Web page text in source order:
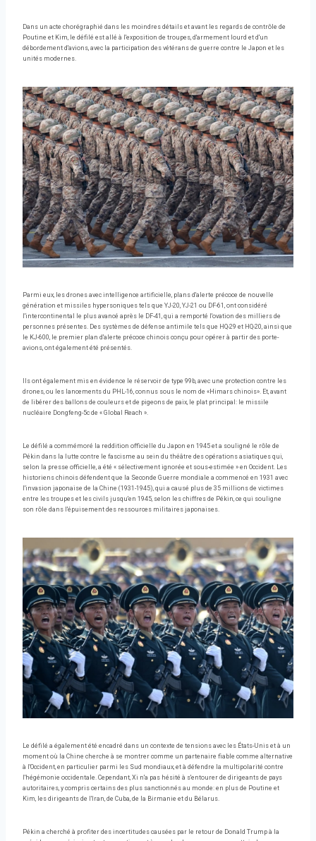
Dans un acte chorégraphié dans les moindres détails et avant les regards de contrôle de
Poutine et Kim, le défilé est allé à l'exposition de troupes, d'armement lourd et d'un
débordement d'avions, avec la participation des vétérans de guerre contre le Japon et les
unités modernes.
Parmi eux, les drones avec intelligence artificielle, plans d'alerte précoce de nouvelle
génération et missiles hypersoniques tels que YJ-20, YJ-21 ou DF-61, ont considéré
l'intercontinental le plus avancé après le DF-41, qui a remporté l'ovation des milliers de
personnes présentes. Des systèmes de défense antimile tels que HQ-29 et HQ-20, ainsi que
le KJ-600, le premier plan d'alerte précoce chinois conçu pour opérer à partir des porte-
avions, ont également été présentés.
Ils ont également mis en évidence le réservoir de type 99b, avec une protection contre les
drones, ou les lancements du PHL-16, connus sous le nom de «Himars chinois». Et, avant
de libérer des ballons de couleurs et de pigeons de paix, le plat principal: le missile
nucléaire Dongfeng-5c de « Global Reach ».
Le défilé a commémoré la reddition officielle du Japon en 1945 et a souligné le rôle de
Pékin dans la lutte contre le fascisme au sein du théâtre des opérations asiatiques qui,
selon la presse officielle, a été « sélectivement ignorée et sous-estimée » en Occident. Les
historiens chinois défendent que la Seconde Guerre mondiale a commencé en 1931 avec
l'invasion japonaise de la Chine (1931-1945), qui a causé plus de 35 millions de victimes
entre les troupes et les civils jusqu'en 1945, selon les chiffres de Pékin, ce qui souligne
son rôle dans l'épuisement des ressources militaires japonaises.
Le défilé a également été encadré dans un contexte de tensions avec les États-Unis et à un
moment où la Chine cherche à se montrer comme un partenaire fiable comme alternative
à l'Occident, en particulier parmi les Sud mondiaux, et à défendre la multipolarité contre
l'hégémonie occidentale. Cependant, Xi n'a pas hésité à s'entourer de dirigeants de pays
autoritaires, y compris certains des plus sanctionnés au monde: en plus de Poutine et
Kim, les dirigeants de l'Iran, de Cuba, de la Birmanie et du Bélarus.
Pékin a cherché à profiter des incertitudes causées par le retour de Donald Trump à la